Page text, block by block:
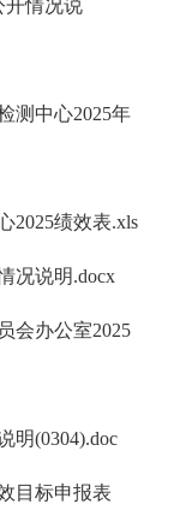
开情况说
测中心2025年
2025绩效表.xls
况说明.docx
会办公室2025
明(0304).doc
目标申报表